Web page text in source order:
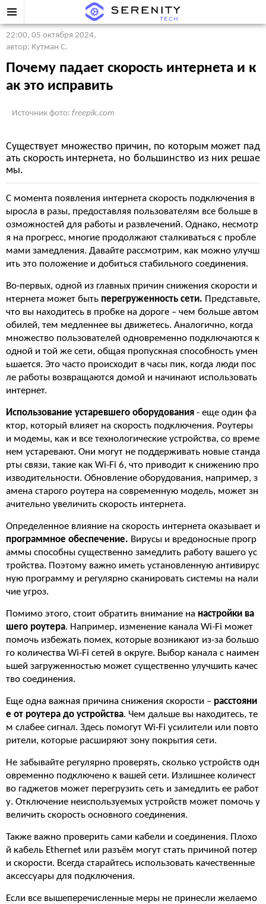
22:00, 05 октября 2024,
автор: Кутман С.
Почему падает скорость интернета и к
ак это исправить
Источник фото: freepik.com
Существует множество причин, по которым может пад
ать скорость интернета, но большинство из них решае
мы.
С момента появления интернета скорость подключения в
ыросла в разы, предоставляя пользователям все больше в
озможностей для работы и развлечений. Однако, несмотр
я на прогресс, многие продолжают сталкиваться с пробле
мами замедления. Давайте рассмотрим, как можно улучш
ить это положение и добиться стабильного соединения.
Во-первых, одной из главных причин снижения скорости и
нтернета может быть перегруженность сети. Представьте,
что вы находитесь в пробке на дороге – чем больше автом
обилей, тем медленнее вы движетесь. Аналогично, когда
множество пользователей одновременно подключаются к
одной и той же сети, общая пропускная способность умен
ьшается. Это часто происходит в часы пик, когда люди пос
ле работы возвращаются домой и начинают использовать
интернет.
Использование устаревшего оборудования - еще один фа
ктор, который влияет на скорость подключения. Роутеры
и модемы, как и все технологические устройства, со време
нем устаревают. Они могут не поддерживать новые станда
рты связи, такие как Wi-Fi 6, что приводит к снижению про
изводительности. Обновление оборудования, например, з
амена старого роутера на современную модель, может зн
ачительно увеличить скорость интернета.
Определенное влияние на скорость интернета оказывает и
программное обеспечение. Вирусы и вредоносные прогр
аммы способны существенно замедлить работу вашего ус
тройства. Поэтому важно иметь установленную антивирус
ную программу и регулярно сканировать системы на нали
чие угроз.
Помимо этого, стоит обратить внимание на настройки ва
шего роутера. Например, изменение канала Wi-Fi может
помочь избежать помех, которые возникают из-за большо
го количества Wi-Fi сетей в округе. Выбор канала с наимен
ьшей загруженностью может существенно улучшить качес
тво соединения.
Еще одна важная причина снижения скорости – расстояни
е от роутера до устройства. Чем дальше вы находитесь, те
м слабее сигнал. Здесь помогут Wi-Fi усилители или повто
рители, которые расширяют зону покрытия сети.
Не забывайте регулярно проверять, сколько устройств одн
овременно подключено к вашей сети. Излишнее количест
во гаджетов может перегрузить сеть и замедлить ее работ
у. Отключение неиспользуемых устройств может помочь у
величить скорость основного соединения.
Также важно проверить сами кабели и соединения. Плохо
й кабель Ethernet или разъём могут стать причиной потер
и скорости. Всегда старайтесь использовать качественные
аксессуары для подключения.
Если все вышеперечисленные меры не принесли желаемо